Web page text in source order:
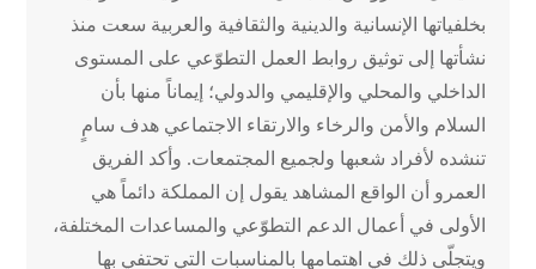
بخلفياتها الإنسانية والدينية والثقافية والعربية سعت منذ
نشأتها إلى توثيق روابط العمل التطوّعي على المستوى
الداخلي والمحلي والإقليمي والدولي؛ إيماناً منها بأن
السلام والأمن والرخاء والارتقاء الاجتماعي هدف سامٍ
تنشده لأفراد شعبها ولجميع المجتمعات. وأكد الفريق
العمرو أن الواقع المشاهد يقول إن المملكة دائماً هي
الأولى في أعمال الدعم التطوّعي والمساعدات المختلفة،
ويتجلّى ذلك في اهتمامها بالمناسبات التي تحتفي بها